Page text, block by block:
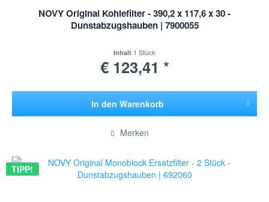
NOVY Original Kohlefilter - 390,2 x 117,6 x 30 -
Dunstabzugshauben | 7900055
Inhalt 1 Stück
€ 123,41 *
In den Warenkorb
Merken
TIPP!